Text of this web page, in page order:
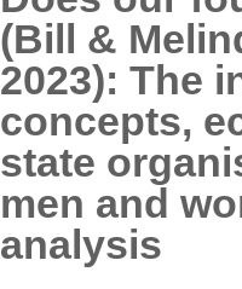
(Bill &
2023): The
concepts,
state
men and
analysis